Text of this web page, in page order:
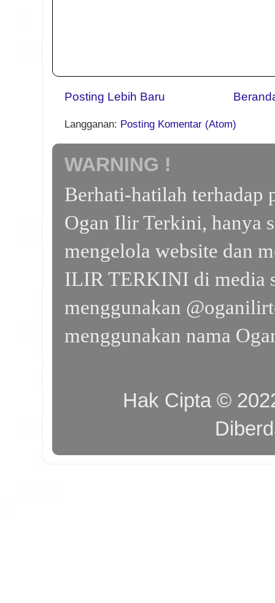
Posting Lebih Baru
Langganan: Posting Komentar (Atom)
WARNING !
Berhati-hatilah terhadap
Ogan Ilir Terkini, hanya
mengelola website dan
ILIR TERKINI di media
menggunakan
menggunakan nama
Hak Cipta ©